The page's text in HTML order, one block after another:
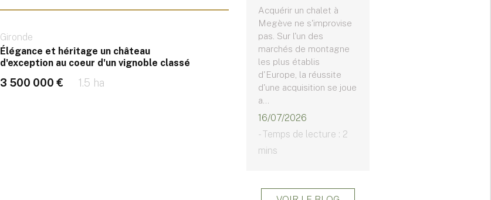
Gironde
Élégance et héritage un château
d'exception au coeur d'un vignoble classé
3 500 000 € 1.5 ha
Acquérir un chalet à
Megève ne s'improvise
pas. Sur l'un des
marchés de montagne
les plus établis
d'Europe, la réussite
d'une acquisition se joue
a...
16/07/2026
- Temps de lecture : 2
mins